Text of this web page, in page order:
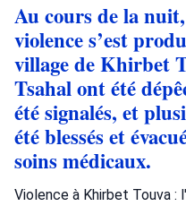
Au cours de la
violence s’est
village de Khirbet
Tsahal ont été
été signalés, et
été blessés et
soins médicaux.
Violence à Khirbet Touva :